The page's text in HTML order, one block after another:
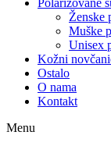
Ženske
Muške
Unisex
Kožni
Ostalo
O nama
Kontakt
Menu